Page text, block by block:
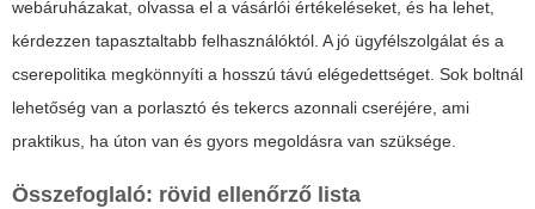
webáruházakat, olvassa el a vásárlói értékeléseket, és ha lehet,
kérdezzen tapasztaltabb felhasználóktól. A jó ügyfélszolgálat és a
cserepolitika megkönnyíti a hosszú távú elégedettséget. Sok boltnál
lehetőség van a porlasztó és tekercs azonnali cseréjére, ami
praktikus, ha úton van és gyors megoldásra van szüksége.
Összefoglaló: rövid ellenőrző lista